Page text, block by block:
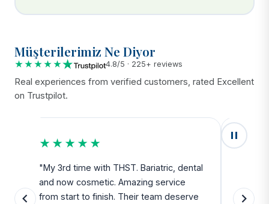
Müşterilerimiz Ne Diyor
★★★★★ 4.8/5 · 225+ reviews
Real experiences from verified customers, rated Excellent
on Trustpilot.
★★★★★
"My 3rd time with THST. Bariatric, dental
and now cosmetic. Amazing service
from start to finish. Their team deserve